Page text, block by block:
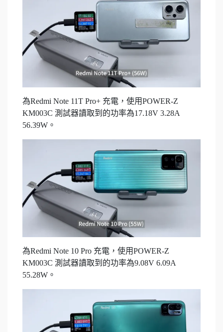
為Redmi Note 11T Pro+ 充電，使用POWER-Z
KM003C 測試器讀取到的功率為17.18V 3.28A
56.39W。
為Redmi Note 10 Pro 充電，使用POWER-Z
KM003C 測試器讀取到的功率為9.08V 6.09A
55.28W。